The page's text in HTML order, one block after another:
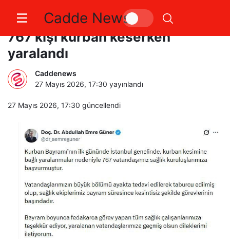
Cadde News
İstanbul’da bayramın ilk günü
767 kişi kurban keserken
yaralandı
Caddenews
27 Mayıs 2026, 17:30 yayınlandı
27 Mayıs 2026, 17:30 güncellendi